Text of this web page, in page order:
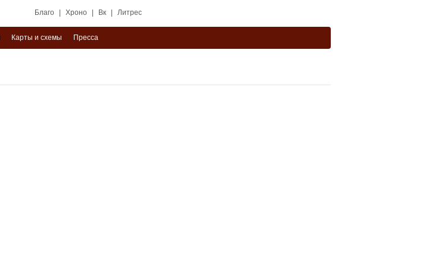
Благо Хроно Вк Литрес
Карты и схемы Пресса